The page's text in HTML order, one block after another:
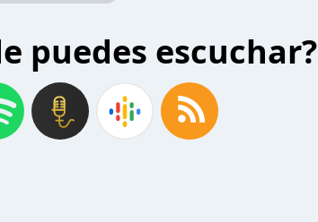
puedes escuchar?